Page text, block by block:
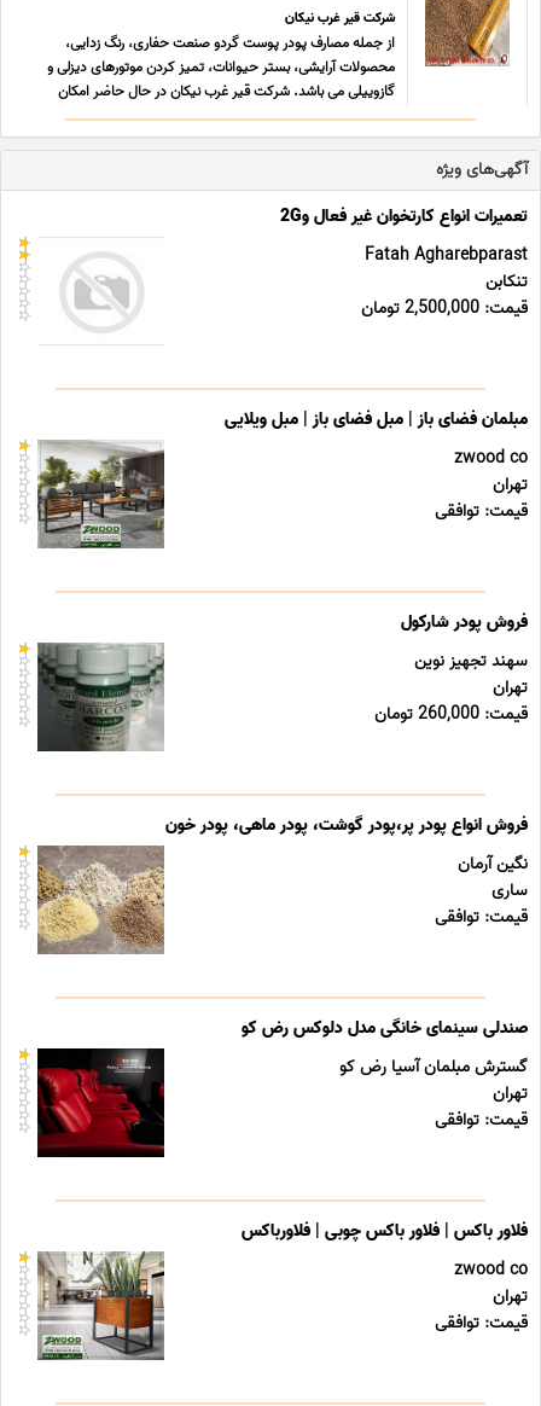
شرکت قیر غرب نیکان
از جمله مصارف پودر پوست گردو صنعت حفاری، رنگ زدایی،
محصولات آرایشی، بستر حیوانات، تمیز کردن موتورهای دیزلی و
گازوییلی می باشد. شرکت قیر غرب نیکان در حال حاضر امکان
آماده سازی سایزهای مختلف این محصول را در حجم زیاد و
صنعتی دارد. بسته بندی بنا به درخواست مشتری به صورت جامبو
آگهی‌های ویژه
تعمیرات انواع کارتخوان غیر فعال و2G
Fatah Agharebparast
تنکابن
قیمت: 2,500,000 تومان
مبلمان فضای باز | مبل فضای باز | مبل ویلایی
zwood co
تهران
قیمت: توافقی
فروش پودر شارکول
سهند تجهیز نوین
تهران
قیمت: 260,000 تومان
فروش انواع پودر پر،پودر گوشت، پودر ماهی، پودر خون
نگین آرمان
ساری
قیمت: توافقی
صندلی سینمای خانگی مدل دلوکس رض کو
گسترش مبلمان آسیا رض کو
تهران
قیمت: توافقی
فلاور باکس | فلاور باکس چوبی | فلاورباکس
zwood co
تهران
قیمت: توافقی